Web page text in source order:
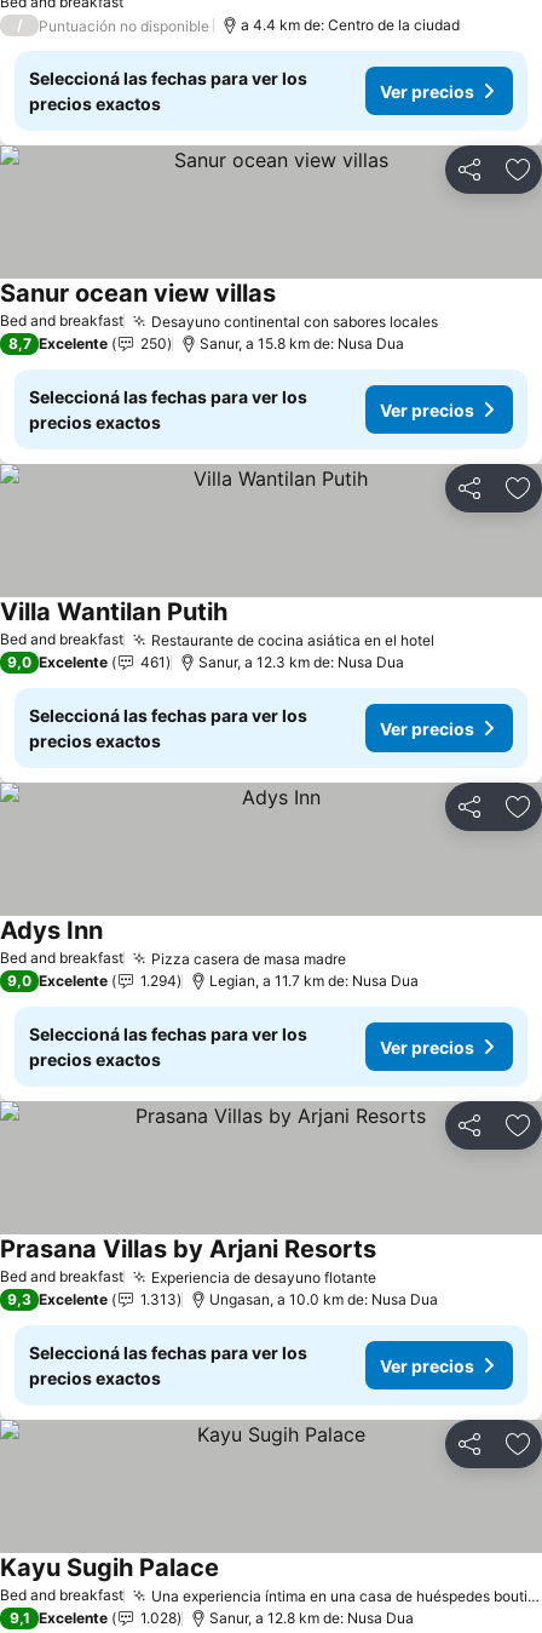
/
Puntuación no disponible a 4.4 km de: Centro de la ciudad
Seleccioná las fechas para ver los
precios exactos
Ver precios
Compartir
Bed and breakfast Desayuno continental con sabores locales
Sanur ocean view villas
8,7 Excelente 250 Sanur, a 15.8 km de: Nusa Dua
Seleccioná las fechas para ver los
precios exactos
Ver precios
Compartir
Bed and breakfast Restaurante de cocina asiática en el hotel
Villa Wantilan Putih
9,0 Excelente 461 Sanur, a 12.3 km de: Nusa Dua
Seleccioná las fechas para ver los
precios exactos
Ver precios
Compartir
Bed and breakfast Pizza casera de masa madre
Adys Inn
9,0 Excelente 1.294 Legian, a 11.7 km de: Nusa Dua
Seleccioná las fechas para ver los
precios exactos
Ver precios
Compartir
Bed and breakfast Experiencia de desayuno flotante
Prasana Villas by Arjani Resorts
9,3 Excelente 1.313 Ungasan, a 10.0 km de: Nusa Dua
Seleccioná las fechas para ver los
precios exactos
Ver precios
Compartir
Bed and breakfast Una experiencia íntima en una casa de huéspedes boutique
Kayu Sugih Palace
9,1 Excelente 1.028 Sanur, a 12.8 km de: Nusa Dua